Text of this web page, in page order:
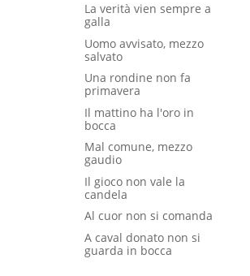
La verità vien sempre a
galla
Uomo avvisato, mezzo
salvato
Una rondine non fa
primavera
Il mattino ha l'oro in
bocca
Mal comune, mezzo
gaudio
Il gioco non vale la
candela
Al cuor non si comanda
A caval donato non si
guarda in bocca